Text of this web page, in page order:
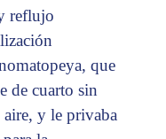
reflujo
que
de cuarto sin
y le privaba